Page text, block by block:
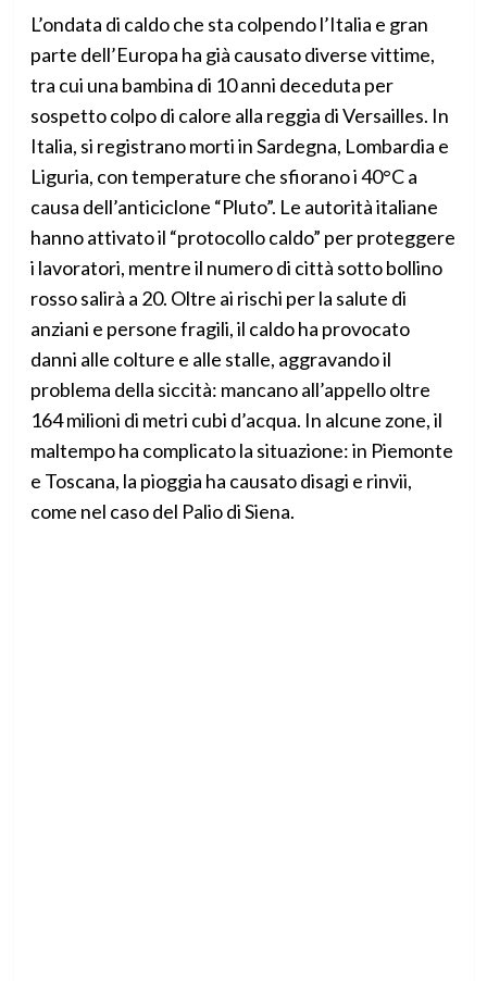
L’ondata di caldo che sta colpendo l’Italia e gran
parte dell’Europa ha già causato diverse vittime,
tra cui una bambina di 10 anni deceduta per
sospetto colpo di calore alla reggia di Versailles. In
Italia, si registrano morti in Sardegna, Lombardia e
Liguria, con temperature che sfiorano i 40°C a
causa dell’anticiclone “Pluto”. Le autorità italiane
hanno attivato il “protocollo caldo” per proteggere
i lavoratori, mentre il numero di città sotto bollino
rosso salirà a 20. Oltre ai rischi per la salute di
anziani e persone fragili, il caldo ha provocato
danni alle colture e alle stalle, aggravando il
problema della siccità: mancano all’appello oltre
164 milioni di metri cubi d’acqua. In alcune zone, il
maltempo ha complicato la situazione: in Piemonte
e Toscana, la pioggia ha causato disagi e rinvii,
come nel caso del Palio di Siena.